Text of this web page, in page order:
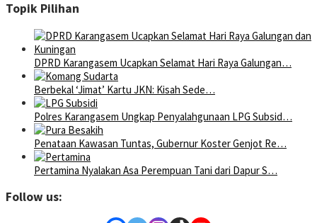
Topik Pilihan
DPRD Karangasem Ucapkan Selamat Hari Raya Galungan…
Berbekal ‘Jimat’ Kartu JKN: Kisah Sede…
Polres Karangasem Ungkap Penyalahgunaan LPG Subsid…
Penataan Kawasan Tuntas, Gubernur Koster Genjot Re…
Pertamina Nyalakan Asa Perempuan Tani dari Dapur S…
Follow us: